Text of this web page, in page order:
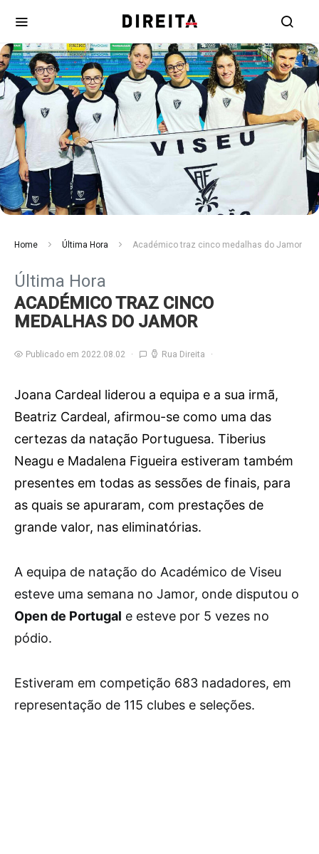
Home Última Hora Académico traz cinco medalhas do Jamor
Última Hora
ACADÉMICO TRAZ CINCO
MEDALHAS DO JAMOR
Publicado em 2022.08.02 Rua Direita
Joana Cardeal liderou a equipa e a sua irmã,
Beatriz Cardeal, afirmou-se como uma das
certezas da natação Portuguesa. Tiberius
Neagu e Madalena Figueira estiveram também
presentes em todas as sessões de finais, para
as quais se apuraram, com prestações de
grande valor, nas eliminatórias.
A equipa de natação do Académico de Viseu
esteve uma semana no Jamor, onde disputou o
Open de Portugal e esteve por 5 vezes no
pódio.
Estiveram em competição 683 nadadores, em
representação de 115 clubes e seleções.